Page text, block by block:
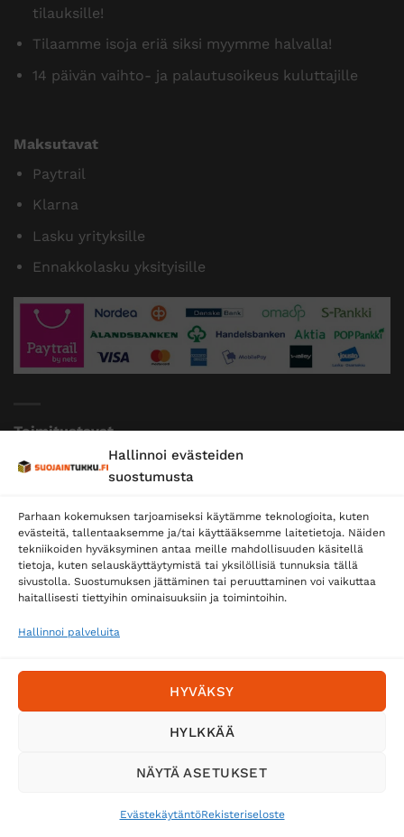
Hallinnoi evästeiden
suostumusta
Parhaan kokemuksen tarjoamiseksi käytämme teknologioita, kuten
evästeitä, tallentaaksemme ja/tai käyttääksemme laitetietoja. Näiden
tekniikoiden hyväksyminen antaa meille mahdollisuuden käsitellä
tietoja, kuten selauskäyttäytymistä tai yksilöllisiä tunnuksia tällä
sivustolla. Suostumuksen jättäminen tai peruuttaminen voi vaikuttaa
haitallisesti tiettyihin ominaisuuksiin ja toimintoihin.
Hallinnoi palveluita
HYVÄKSY
HYLKKÄÄ
NÄYTÄ ASETUKSET
EvästekäytäntöRekisteriseloste
tilauksille!
Tilaamme isoja eriä siksi myymme halvalla!
14 päivän vaihto- ja palautusoikeus kuluttajille
Maksutavat
Paytrail
Klarna
Lasku yrityksille
Ennakkolasku yksityisille
Toimitustavat
Posti
Postnord
Tilaa uutiskirje ja saat erikoisalennuksia